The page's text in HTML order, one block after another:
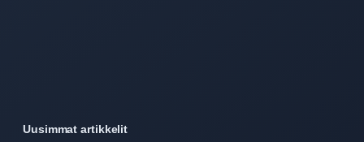
Uusimmat artikkelit